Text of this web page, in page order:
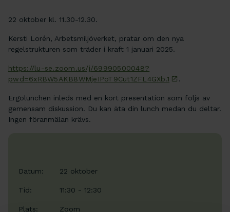
Datum: 22 oktober
Tid: 11:30 - 12:30
Plats: Zoom
22 oktober kl. 11.30-12.30.
Kersti Lorén, Arbetsmiljöverket, pratar om den nya
regelstrukturen som träder i kraft 1 januari 2025.
https://lu-se.zoom.us/j/69990500048?
pwd=6xRBW5AKB8WMjeIPoT9Cut1ZFL4GXb.1
.
Ergolunchen inleds med en kort presentation som följs av
gemensam diskussion. Du kan äta din lunch medan du deltar.
Ingen föranmälan krävs.